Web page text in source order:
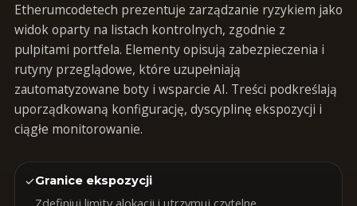
Etherumcodetech prezentuje zarządzanie ryzykiem jako
widok oparty na listach kontrolnych, zgodnie z
pulpitami portfela. Elementy opisują zabezpieczenia i
rutyny przeglądowe, które uzupełniają
zautomatyzowane boty i wsparcie AI. Treści podkreślają
uporządkowaną konfigurację, dyscyplinę ekspozycji i
ciągłe monitorowanie.
✓Granice ekspozycji
Zdefiniuj limity alokacji i utrzymuj czytelne